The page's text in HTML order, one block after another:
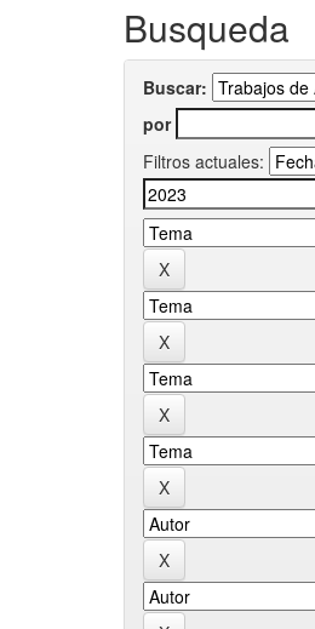
Busqueda
Buscar:
por
Filtros actuales: